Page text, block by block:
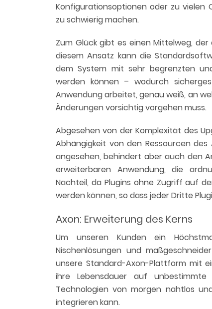
Konfigurationsoptionen oder zu
zu schwierig machen.
Zum Glück gibt es einen Mittelweg,
diesem Ansatz kann die
dem System mit sehr begrenzten
werden können – wodurch
Anwendung arbeitet, genau weiß, an
Änderungen vorsichtig vorgehen muss.
Abgesehen von der Komplexität des
Abhängigkeit von den Ressourcen
angesehen, behindert aber auch den
erweiterbaren Anwendung, die
Nachteil, da Plugins ohne Zugriff auf
werden können, so dass jeder Dritte
Axon: Erweiterung des Kerns
Um unseren Kunden ein
Nischenlösungen und
unsere Standard-Axon-Plattform mit
ihre Lebensdauer auf
Technologien von morgen nahtlos
integrieren kann.